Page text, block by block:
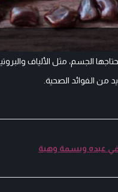
الجسم، مثل الألياف
من الفوائد الصحية.
عبده وبسمة وهبة